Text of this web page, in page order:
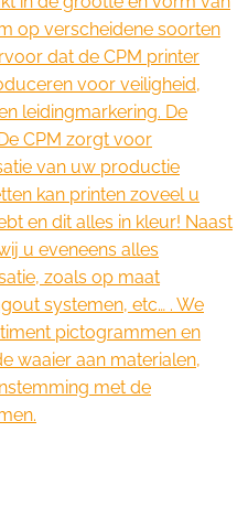
op verscheidene soorten
dat de CPM printer
voor veiligheid,
leidingmarkering. De
CPM zorgt voor
van uw productie
kan printen zoveel u
en dit alles in kleur! Naast
u eveneens alles
zoals op maat
systemen, etc… . We
pictogrammen en
waaier aan materialen,
met de